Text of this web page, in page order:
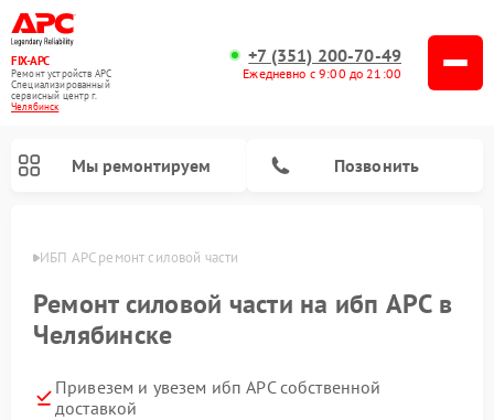
FIX-APC
Ремонт устройств APC
Специализированный
cервисный центр г.
Челябинск
+7 (351) 200-70-49
Ежедневно с 9:00 до 21:00
Мы ремонтируем Позвонить
ИБП APC ремонт силовой части
Ремонт силовой части на ибп APC в
Челябинске
Привезем и увезем ибп APC собственной
доставкой